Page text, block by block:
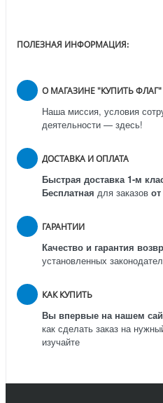
ПОЛЕЗНАЯ ИНФОРМАЦИЯ:
О МАГАЗИНЕ "КУПИТЬ ФЛАГ"
Наша миссия, условия
деятельности — здесь!
ДОСТАВКА И ОПЛАТА
Быстрая доставка 1-м
Бесплатная для заказов
ГАРАНТИИ
Качество и гарантия
установленных
КАК КУПИТЬ
Вы впервые на нашем
как сделать заказ на
изучайте